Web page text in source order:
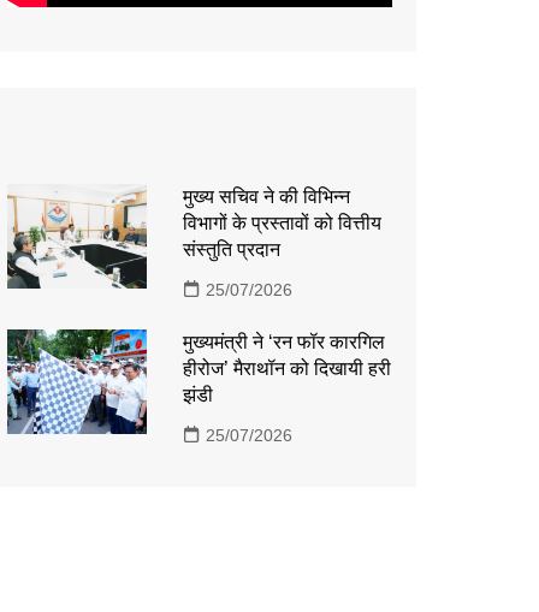
मुख्य सचिव ने की विभिन्न
विभागों के प्रस्तावों को वित्तीय
संस्तुति प्रदान
25/07/2026
मुख्यमंत्री ने ‘रन फॉर कारगिल
हीरोज’ मैराथॉन को दिखायी हरी
झंडी
25/07/2026